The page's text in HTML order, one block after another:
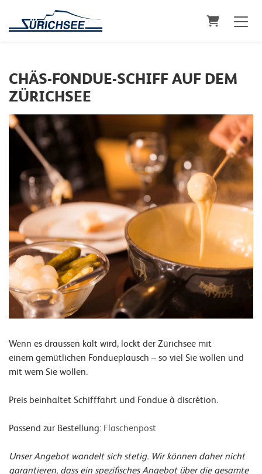
Warenkorb
CHÄS-FONDUE-SCHIFF AUF DEM
ZÜRICHSEE
Wenn es draussen kalt wird, lockt der Zürichsee mit
einem gemütlichen Fondueplausch – so viel Sie wollen und
mit wem Sie wollen.
Preis beinhaltet Schifffahrt und Fondue à discrétion.
Passend zur Bestellung: Flaschenpost
Unser Angebot wandelt sich stetig. Wir können daher nicht
garantieren, dass ein spezifisches Angebot über die gesamte